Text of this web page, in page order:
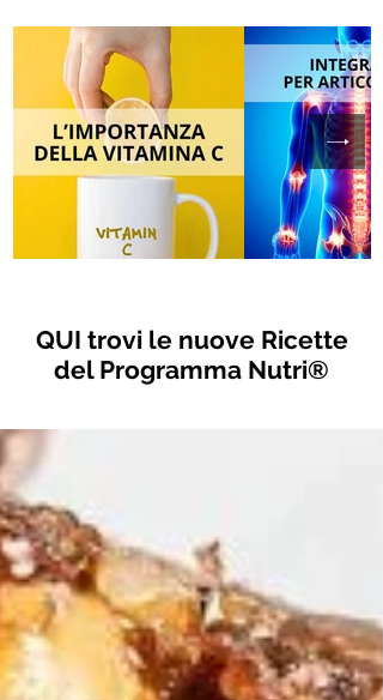
QUI trovi le nuove Ricette
del Programma Nutri®